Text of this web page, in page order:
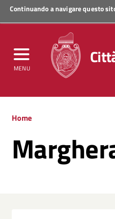
Continuando a navigare questo
MENU
Regione Veneto
Home